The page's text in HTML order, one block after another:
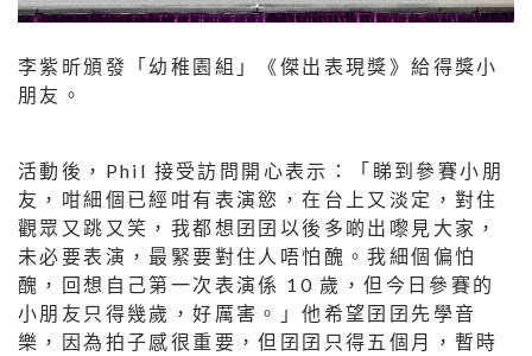
李紫昕頒發「幼稚園組」《傑出表現獎》給得獎小
朋友。
活動後，Phil 接受訪問開心表示：「睇到參賽小朋
友，咁細個已經咁有表演慾，在台上又淡定，對住
觀眾又跳又笑，我都想囝囝以後多啲出嚟見大家，
未必要表演，最緊要對住人唔怕醜。我細個偏怕
醜，回想自己第一次表演係 10 歲，但今日參賽的
小朋友只得幾歲，好厲害。」他希望囝囝先學音
樂，因為拍子感很重要，但囝囝只得五個月，暫時